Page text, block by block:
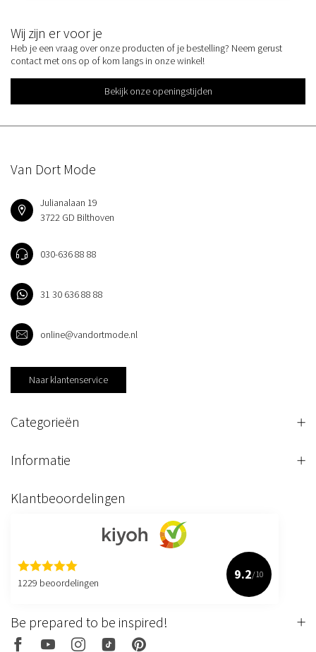
Wij zijn er voor je
Heb je een vraag over onze producten of je bestelling? Neem gerust
contact met ons op of kom langs in onze winkel!
Bekijk onze openingstijden
Van Dort Mode
Julianalaan 19
3722 GD Bilthoven
030-636 88 88
31 30 636 88 88
online@vandortmode.nl
Naar klantenservice
Categorieën
Informatie
Klantbeoordelingen
1229 beoordelingen
9.2/10
Be prepared to be inspired!